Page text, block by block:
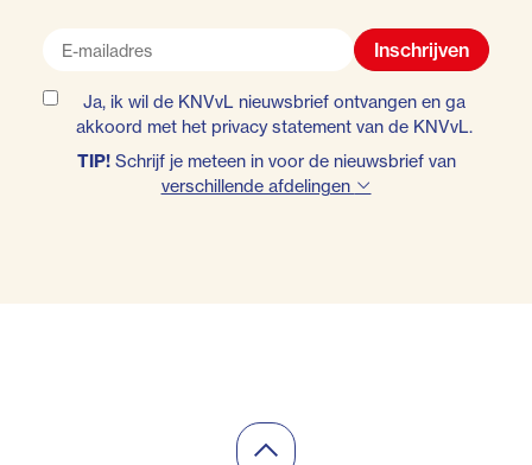
Inschrijven
Ja, ik wil de KNVvL nieuwsbrief ontvangen en ga
akkoord met het privacy statementvan de KNVvL.
TIP!Schrijf je meteen in voor de nieuwsbrief van
verschillende afdelingen